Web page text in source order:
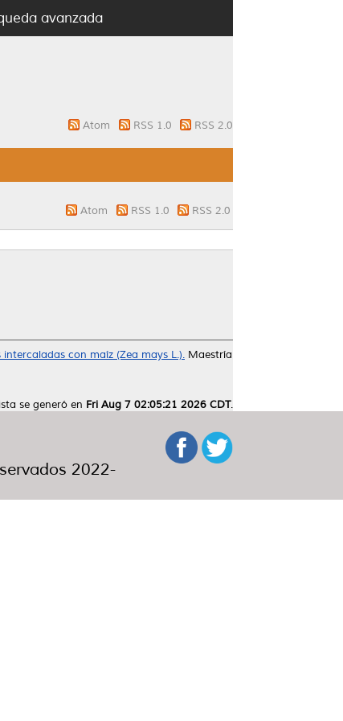
avanzada
Atom RSS 1.0 RSS 2.0
Atom RSS 1.0 RSS 2.0
con maíz (Zea mays L.). Maestría
se generó en Fri Aug 7 02:05:21 2026 CDT.
2022-